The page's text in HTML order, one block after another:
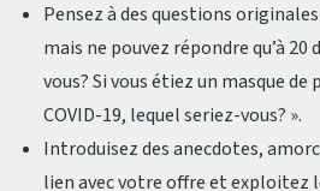
Pensez à des questions
mais ne pouvez répondre qu’à 20
vous? Si vous étiez un masque
COVID-19, lequel seriez-vous? ».
Introduisez des anecdotes,
lien avec votre offre et exploitez